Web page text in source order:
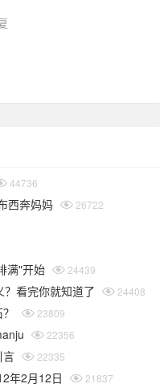
44736
西奔妈妈 26722
满"开始 24439
？看完你就知道了 24408
23809
22356
言 22335
年2月12日 21837